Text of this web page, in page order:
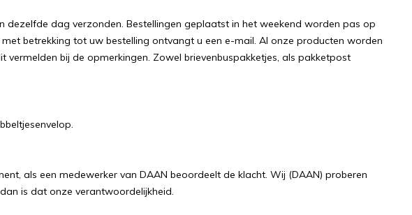
dag verzonden. Bestellingen geplaatst in het weekend worden pas op
betrekking tot uw bestelling ontvangt u een e-mail. Al onze producten worden
bij de opmerkingen. Zowel brievenbuspakketjes, als pakketpost
als een medewerker van DAAN beoordeelt de klacht. Wij (DAAN) proberen
is dat onze verantwoordelijkheid.